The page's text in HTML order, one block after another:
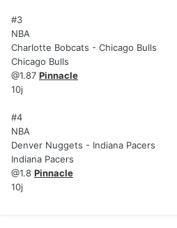
#3
NBA
Charlotte Bobcats - Chicago Bulls
Chicago Bulls
@1.87 Pinnacle
10j
#4
NBA
Denver Nuggets - Indiana Pacers
Indiana Pacers
@1.8 Pinnacle
10j